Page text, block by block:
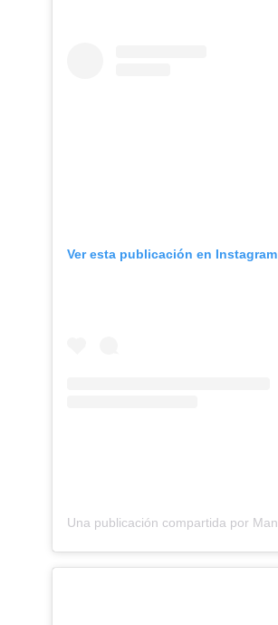
Ver esta publicación en Instagram